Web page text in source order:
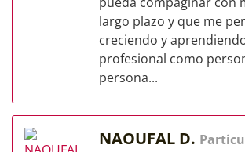
largo plazo y que me
creciendo y
profesional como
persona...
NAOUFAL D.